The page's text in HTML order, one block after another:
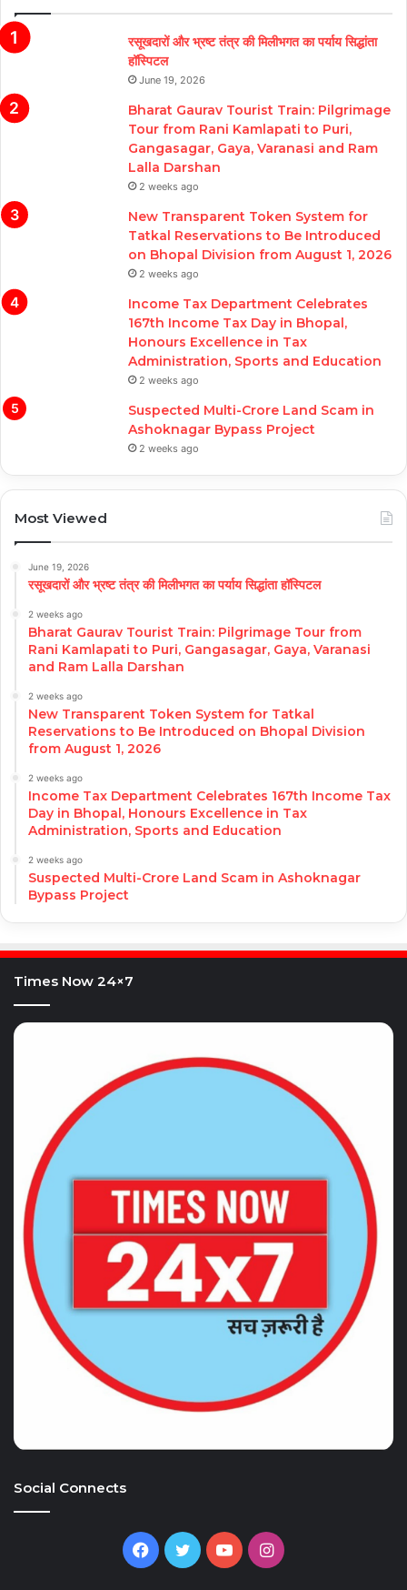
रसूखदारों और भ्रष्ट तंत्र की मिलीभगत का पर्याय सिद्धांता
हॉस्पिटल
June 19, 2026
Bharat Gaurav Tourist Train: Pilgrimage
Tour from Rani Kamlapati to Puri,
Gangasagar, Gaya, Varanasi and Ram
Lalla Darshan
2 weeks ago
New Transparent Token System for
Tatkal Reservations to Be Introduced
on Bhopal Division from August 1, 2026
2 weeks ago
Income Tax Department Celebrates
167th Income Tax Day in Bhopal,
Honours Excellence in Tax
Administration, Sports and Education
2 weeks ago
Suspected Multi-Crore Land Scam in
Ashoknagar Bypass Project
2 weeks ago
Most Viewed
June 19, 2026
रसूखदारों और भ्रष्ट तंत्र की मिलीभगत का पर्याय सिद्धांता हॉस्पिटल
2 weeks ago
Bharat Gaurav Tourist Train: Pilgrimage Tour from
Rani Kamlapati to Puri, Gangasagar, Gaya, Varanasi
and Ram Lalla Darshan
2 weeks ago
New Transparent Token System for Tatkal
Reservations to Be Introduced on Bhopal Division
from August 1, 2026
2 weeks ago
Income Tax Department Celebrates 167th Income Tax
Day in Bhopal, Honours Excellence in Tax
Administration, Sports and Education
2 weeks ago
Suspected Multi-Crore Land Scam in Ashoknagar
Bypass Project
Times Now 24×7
Social Connects
Facebook
TwitterYouTubeInstagram